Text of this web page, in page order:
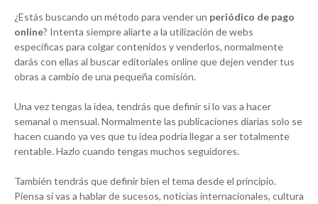
¿Estás buscando un método para vender un periódico de pago
online? Intenta siempre aliarte a la utilización de webs
específicas para colgar contenidos y venderlos, normalmente
darás con ellas al buscar editoriales online que dejen vender tus
obras a cambio de una pequeña comisión.
Una vez tengas la idea, tendrás que definir si lo vas a hacer
semanal o mensual. Normalmente las publicaciones diarias solo se
hacen cuando ya ves que tu idea podría llegar a ser totalmente
rentable. Hazlo cuando tengas muchos seguidores.
También tendrás que definir bien el tema desde el principio.
Piensa si vas a hablar de sucesos, noticias internacionales, cultura